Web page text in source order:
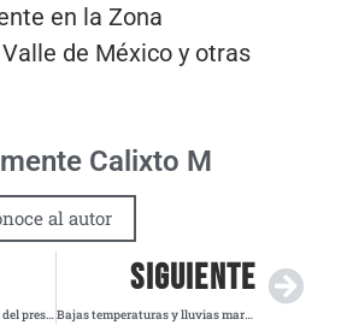
en la Zona
de México y otras
Calixto M
al autor
Meta recortará hasta 30% del presupuesto del metaverso; acciones avanzan en Wall Street
SIGUIENTE
Bajas temperaturas y lluvias marcan el avance del frente frío 18 en varias zonas del país